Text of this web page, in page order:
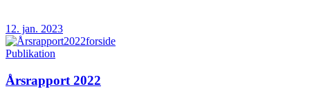
12. jan. 2023
Publikation
Årsrapport 2022